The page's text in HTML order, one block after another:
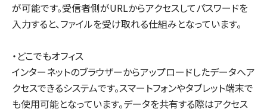
が可能です。受信者側がURLからアクセスしてパスワードを
入力すると、ファイルを受け取れる仕組みとなっています。
・どこでもオフィス
インターネットのブラウザーからアップロードしたデータへア
クセスできるシステムです。スマートフォンやタブレット端末で
も使用可能となっています。データを共有する際はアクセス